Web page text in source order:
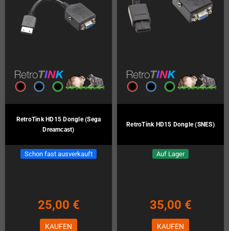
RetroTink HD15 Dongle (Sega
Dreamcast)
Schon fast ausverkauft
25,00 €
KAUFEN
RetroTink HD15 Dongle (SNES)
Auf Lager
35,00 €
KAUFEN